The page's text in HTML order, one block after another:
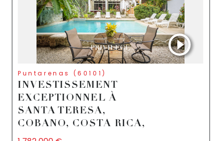
Puntarenas (60101)
INVESTISSEMENT
EXCEPTIONNEL À
SANTA TERESA,
COBANO, COSTA RICA,